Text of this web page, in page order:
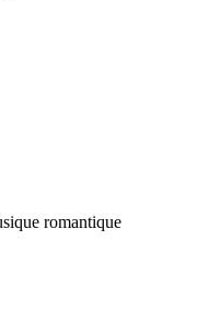
romantique